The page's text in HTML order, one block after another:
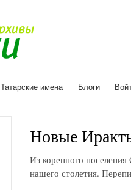
Татарские имена Блоги
Новые
Из коренного
нашего столетия.